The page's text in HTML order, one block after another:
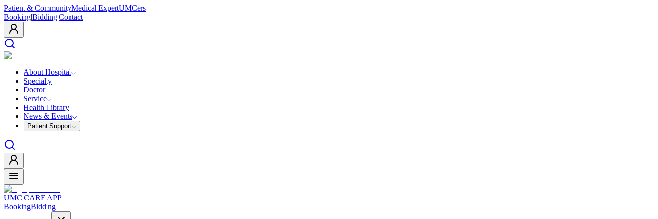
Patient & CommunityMedical ExpertUMCers
Booking|Bidding|Contact
About Hospital
Specialty
Doctor
Service
Health Library
News & Events
Patient Support
UMC CARE APP
BookingBidding